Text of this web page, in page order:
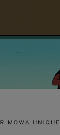
RIMOWA UNIQUE